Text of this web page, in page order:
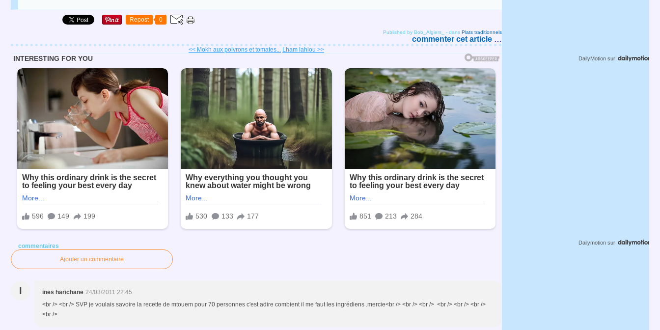
Repost 0
Published by Bob_Algiers_ - dans Plats traditionnels
commenter cet article …
<< Mokh aux poivrons et tomates... Lham lahlou >>
commentaires
Ajouter un commentaire
I ines harichane 24/03/2011 22:45
<br /> <br /> SVP je voulais savoire la recette de mtouem pour 70 personnes c'est adire combient il me faut les ingrédiens .mercie<br /> <br /> <br /> <br /> <br /> <br />
<br />
DailyMotion sur
Dailymotion sur